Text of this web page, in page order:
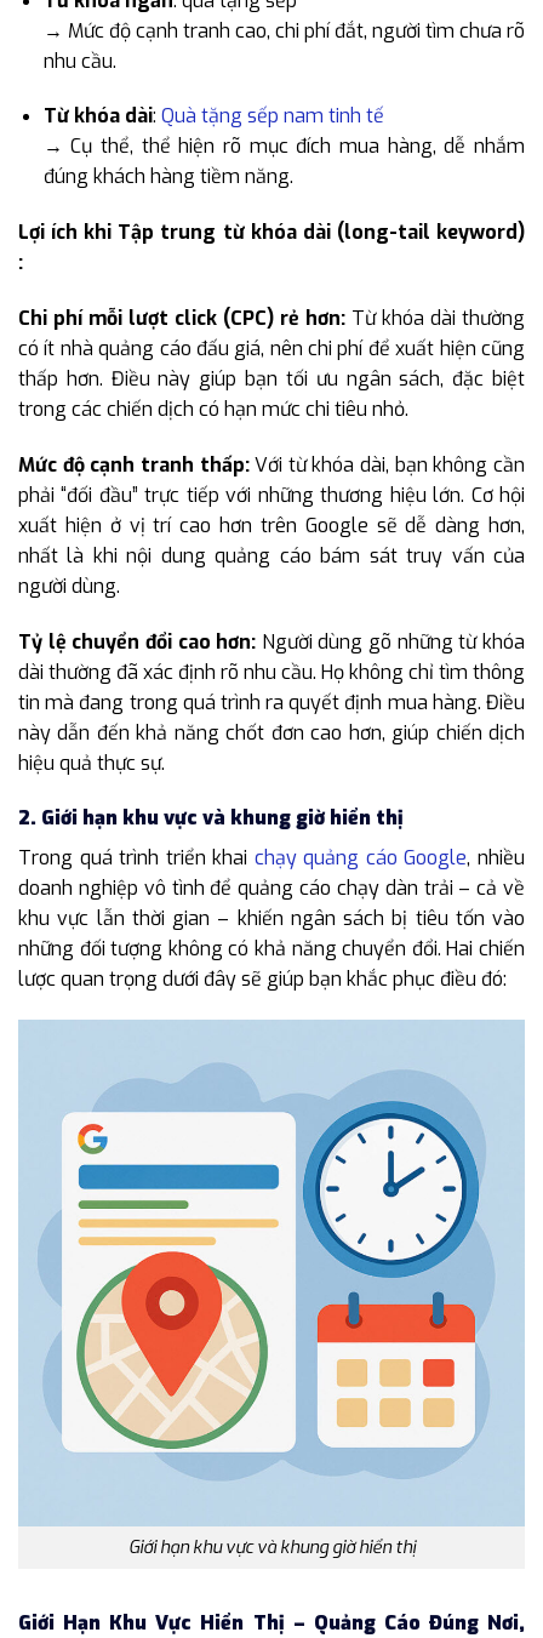
→ Mức độ cạnh tranh cao, chi phí đắt, người tìm chưa rõ
nhu cầu.
Từ khóa dài: Quà tặng sếp nam tinh tế
→ Cụ thể, thể hiện rõ mục đích mua hàng, dễ nhắm
đúng khách hàng tiềm năng.
Lợi ích khi Tập trung từ khóa dài (long-tail keyword)
:
Chi phí mỗi lượt click (CPC) rẻ hơn: Từ khóa dài thường
có ít nhà quảng cáo đấu giá, nên chi phí để xuất hiện cũng
thấp hơn. Điều này giúp bạn tối ưu ngân sách, đặc biệt
trong các chiến dịch có hạn mức chi tiêu nhỏ.
Mức độ cạnh tranh thấp:Với từ khóa dài, bạn không cần
phải “đối đầu” trực tiếp với những thương hiệu lớn. Cơ hội
xuất hiện ở vị trí cao hơn trên Google sẽ dễ dàng hơn,
nhất là khi nội dung quảng cáo bám sát truy vấn của
người dùng.
Tỷ lệ chuyển đổi cao hơn: Người dùng gõ những từ khóa
dài thường đã xác định rõ nhu cầu. Họ không chỉ tìm thông
tin mà đang trong quá trình ra quyết định mua hàng. Điều
này dẫn đến khả năng chốt đơn cao hơn, giúp chiến dịch
hiệu quả thực sự.
2. Giới hạn khu vực và khung giờ hiển thị
Trong quá trình triển khai chạy quảng cáo Google, nhiều
doanh nghiệp vô tình để quảng cáo chạy dàn trải – cả về
khu vực lẫn thời gian – khiến ngân sách bị tiêu tốn vào
những đối tượng không có khả năng chuyển đổi. Hai chiến
lược quan trọng dưới đây sẽ giúp bạn khắc phục điều đó:
Giới hạn khu vực và khung giờ hiển thị
Giới Hạn Khu Vực Hiển Thị – Quảng Cáo Đúng Nơi,